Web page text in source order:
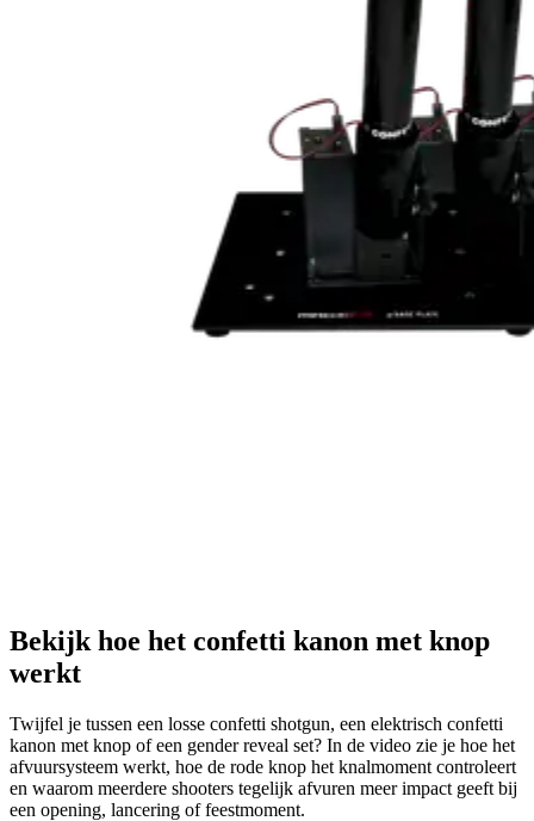
Bekijk hoe het confetti kanon met knop
werkt
Twijfel je tussen een losse confetti shotgun, een elektrisch confetti
kanon met knop of een gender reveal set? In de video zie je hoe het
afvuursysteem werkt, hoe de rode knop het knalmoment controleert
en waarom meerdere shooters tegelijk afvuren meer impact geeft bij
een opening, lancering of feestmoment.